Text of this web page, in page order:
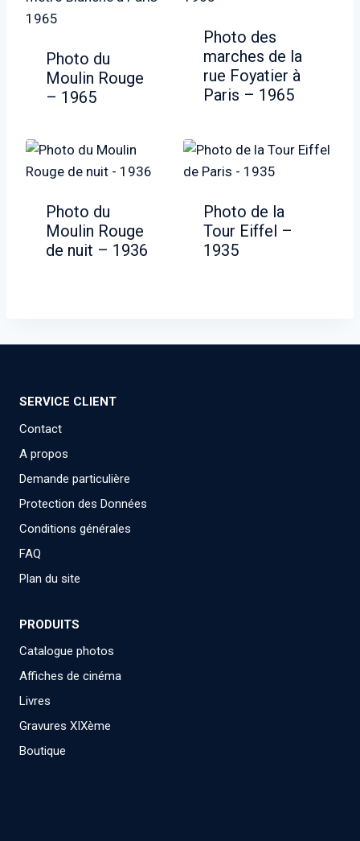
Photo du
Moulin Rouge
– 1965
Photo des
marches de la
rue Foyatier à
Paris – 1965
Photo du
Moulin Rouge
de nuit – 1936
Photo de la
Tour Eiffel –
1935
SERVICE CLIENT
Contact
A propos
Demande particulière
Protection des Données
Conditions générales
FAQ
Plan du site
PRODUITS
Catalogue photos
Affiches de cinéma
Livres
Gravures XIXème
Boutique